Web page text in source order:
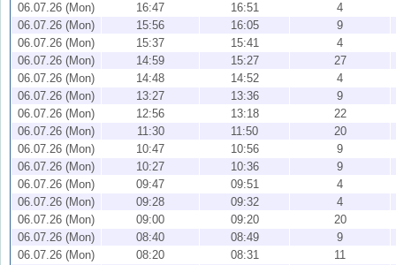
06.07.26 (Mon)
16:47 16:51
4
06.07.26 (Mon)
15:56 16:05
9
06.07.26 (Mon)
15:37 15:41
4
06.07.26 (Mon)
14:59 15:27
27
06.07.26 (Mon)
14:48 14:52
4
06.07.26 (Mon)
13:27 13:36
9
06.07.26 (Mon)
12:56 13:18
22
06.07.26 (Mon)
11:30 11:50
20
06.07.26 (Mon)
10:47 10:56
9
06.07.26 (Mon)
10:27 10:36
9
06.07.26 (Mon)
09:47 09:51
4
06.07.26 (Mon)
09:28 09:32
4
06.07.26 (Mon)
09:00 09:20
20
06.07.26 (Mon)
08:40 08:49
9
06.07.26 (Mon)
08:20 08:31
11